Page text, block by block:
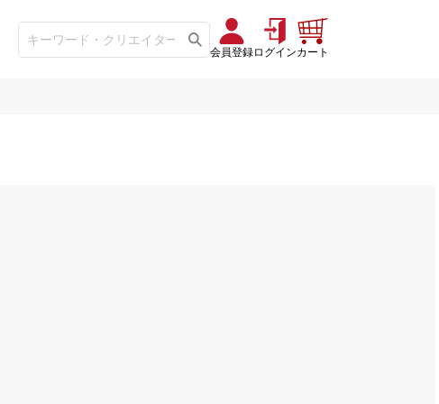
会員登録ログインカート